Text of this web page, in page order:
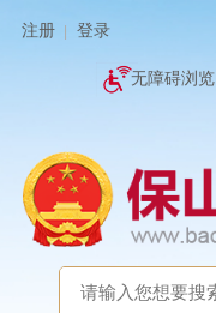
注册 登录
无障碍浏览